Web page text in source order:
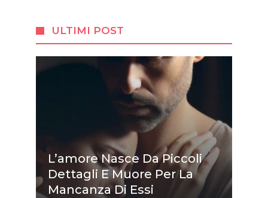
ULTIMI POST
L’amore Nasce Da Piccoli
Dettagli E Muore Per La
Mancanza Di Essi